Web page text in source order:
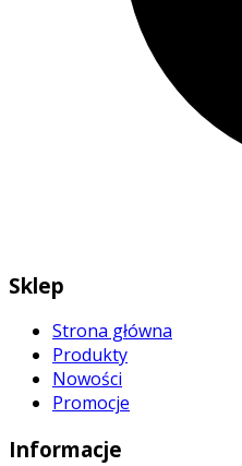
Sklep
Strona główna
Produkty
Nowości
Promocje
Informacje